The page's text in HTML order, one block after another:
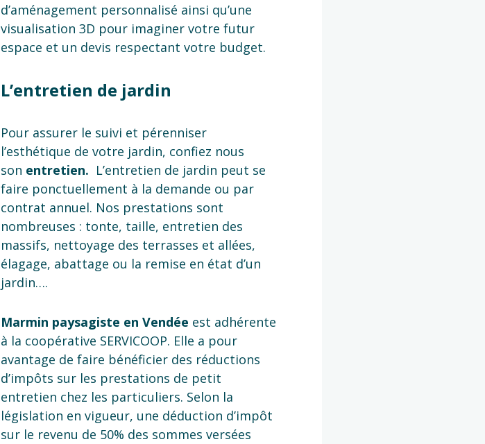
d’aménagement personnalisé ainsi qu’une
visualisation 3D pour imaginer votre futur
espace et un devis respectant votre budget.
L’entretien de jardin
Pour assurer le suivi et pérenniser
l’esthétique de votre jardin, confiez nous
son entretien. L’entretien de jardin peut se
faire ponctuellement à la demande ou par
contrat annuel. Nos prestations sont
nombreuses : tonte, taille, entretien des
massifs, nettoyage des terrasses et allées,
élagage, abattage ou la remise en état d’un
jardin….
Marmin paysagiste en Vendée est adhérente
à la coopérative SERVICOOP. Elle a pour
avantage de faire bénéficier des réductions
d’impôts sur les prestations de petit
entretien chez les particuliers. Selon la
législation en vigueur, une déduction d’impôt
sur le revenu de 50% des sommes versées